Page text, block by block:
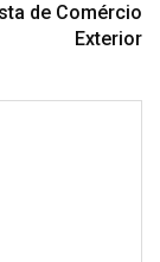
de Comércio
Exterior